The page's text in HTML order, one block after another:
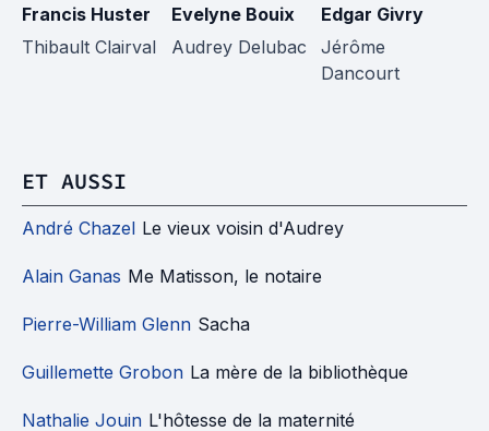
Francis Huster
Thibault Clairval
Evelyne Bouix
Audrey Delubac
Edgar Givry
Jérôme
Dancourt
ET AUSSI
André Chazel Le vieux voisin d'Audrey
Alain Ganas Me Matisson, le notaire
Pierre-William Glenn Sacha
Guillemette Grobon La mère de la bibliothèque
Nathalie Jouin L'hôtesse de la maternité